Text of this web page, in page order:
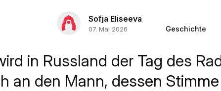
Sofja Eliseeva
07. Mai 2026 Geschichte
in Russland der Tag des
an den Mann, dessen